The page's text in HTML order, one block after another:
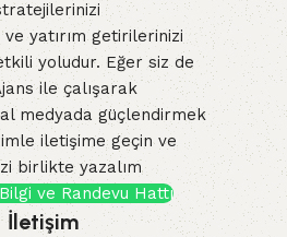
yatırım getirilerinizi
yoludur. Eğer siz de
ile çalışarak
medyada güçlendirmek
iletişime geçin ve
birlikte yazalım
ve Randevu Hattı
İletişim